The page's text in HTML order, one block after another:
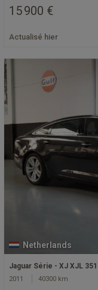
15 900 €
Actualisé hier
Netherlands
Jaguar Série - XJ XJL 351
2011 40300 km